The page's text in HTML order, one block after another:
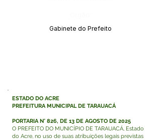
Gabinete do Prefeito
ESTADO DO ACRE
PREFEITURA MUNICIPAL DE TARAUACÁ
PORTARIA N° 826, DE 13 DE AGOSTO DE 2025
O PREFEITO DO MUNICÍPIO DE TARAUACÁ, Estado
do Acre, no uso de suas atribuições legais previstas